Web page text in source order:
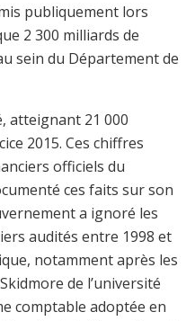
publiquement lors
2 300 milliards de
sein du Département de
atteignant 21 000
2015. Ces chiffres
officiels du
ces faits sur son
a ignoré les
audités entre 1998 et
notamment après les
de l’université
comptable adoptée en